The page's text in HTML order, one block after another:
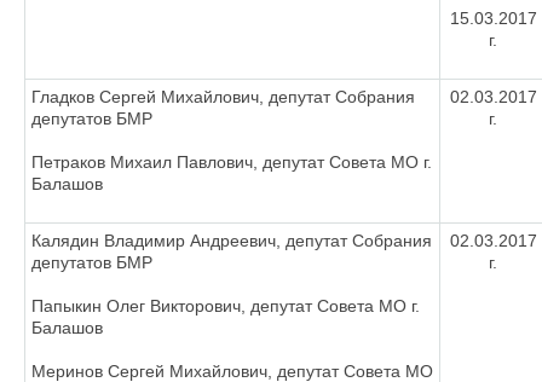
15.03.2017
г.
Гладков Сергей Михайлович, депутат Собрания
депутатов БМР
Петраков Михаил Павлович, депутат Совета МО г.
Балашов
02.03.2017
г.
Калядин Владимир Андреевич, депутат Собрания
депутатов БМР
Папыкин Олег Викторович, депутат Совета МО г.
Балашов
Меринов Сергей Михайлович, депутат Совета МО
02.03.2017
г.